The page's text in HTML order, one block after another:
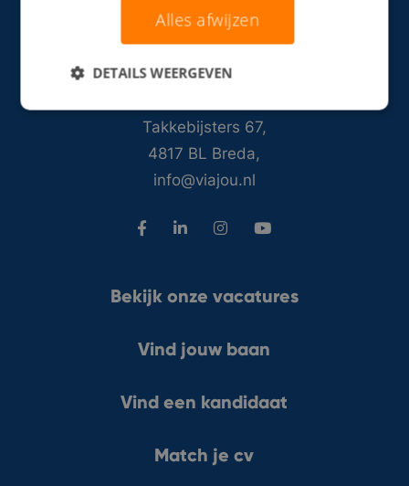
Takkebijsters 67,
4817 BL Breda,
info@viajou.nl
Bekijk onze vacatures
Vind jouw baan
Vind een kandidaat
Match je cv
Alles afwijzen
DETAILS WEERGEVEN